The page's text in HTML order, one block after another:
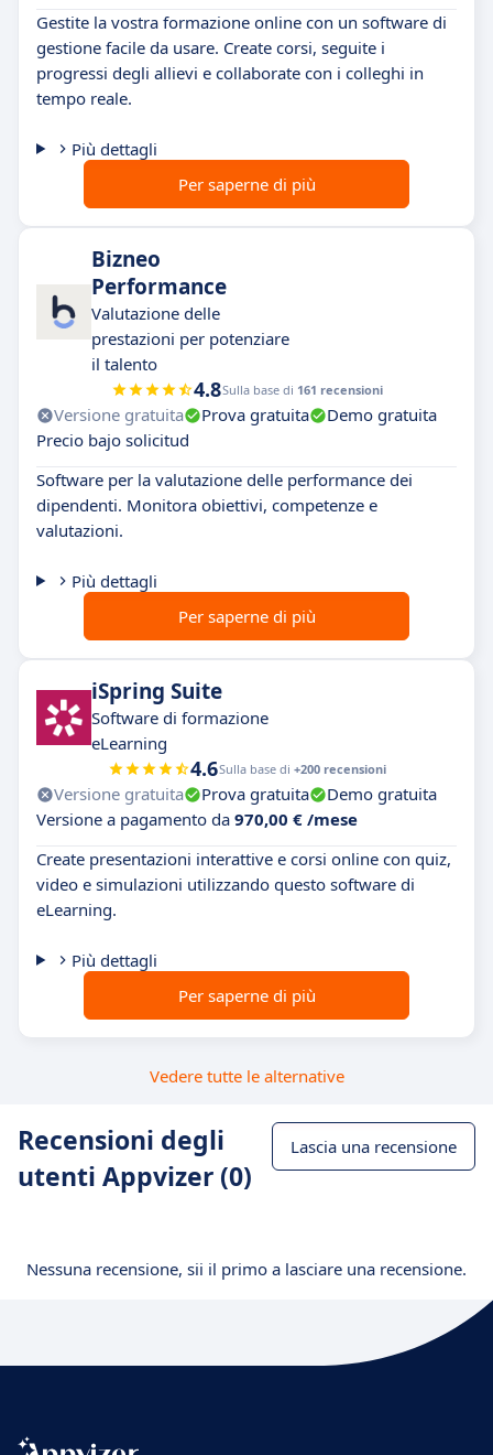
Gestite la vostra formazione online con un software di
gestione facile da usare. Create corsi, seguite i
progressi degli allievi e collaborate con i colleghi in
tempo reale.
Più dettagli
Per saperne di più
Bizneo
Performance
Valutazione delle
prestazioni per potenziare
il talento
4.8Sulla base di 161 recensioni
Versione gratuita Prova gratuita
Demo gratuita
Precio bajo solicitud
Software per la valutazione delle performance dei
dipendenti. Monitora obiettivi, competenze e
valutazioni.
Più dettagli
Per saperne di più
iSpring Suite
Software di formazione
eLearning
4.6Sulla base di +200 recensioni
Versione gratuita Prova gratuita
Demo gratuita
Versione a pagamento da 970,00 € /mese
Create presentazioni interattive e corsi online con quiz,
video e simulazioni utilizzando questo software di
eLearning.
Più dettagli
Per saperne di più
Vedere tutte le alternative
Recensioni degli
utenti Appvizer (0)
Lascia una recensione
Nessuna recensione, sii il primo a lasciare una recensione.